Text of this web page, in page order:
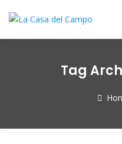
Tag